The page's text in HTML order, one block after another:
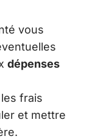
vous
dépenses
frais
et mettre